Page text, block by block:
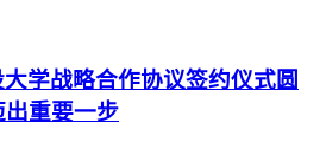
学战略合作协议签约仪式圆
重要一步